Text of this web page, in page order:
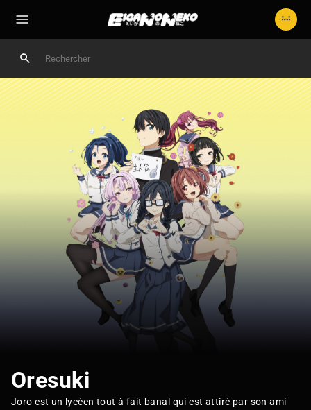
Oresuki
Joro est un lycéen tout à fait banal qui est attiré par son ami